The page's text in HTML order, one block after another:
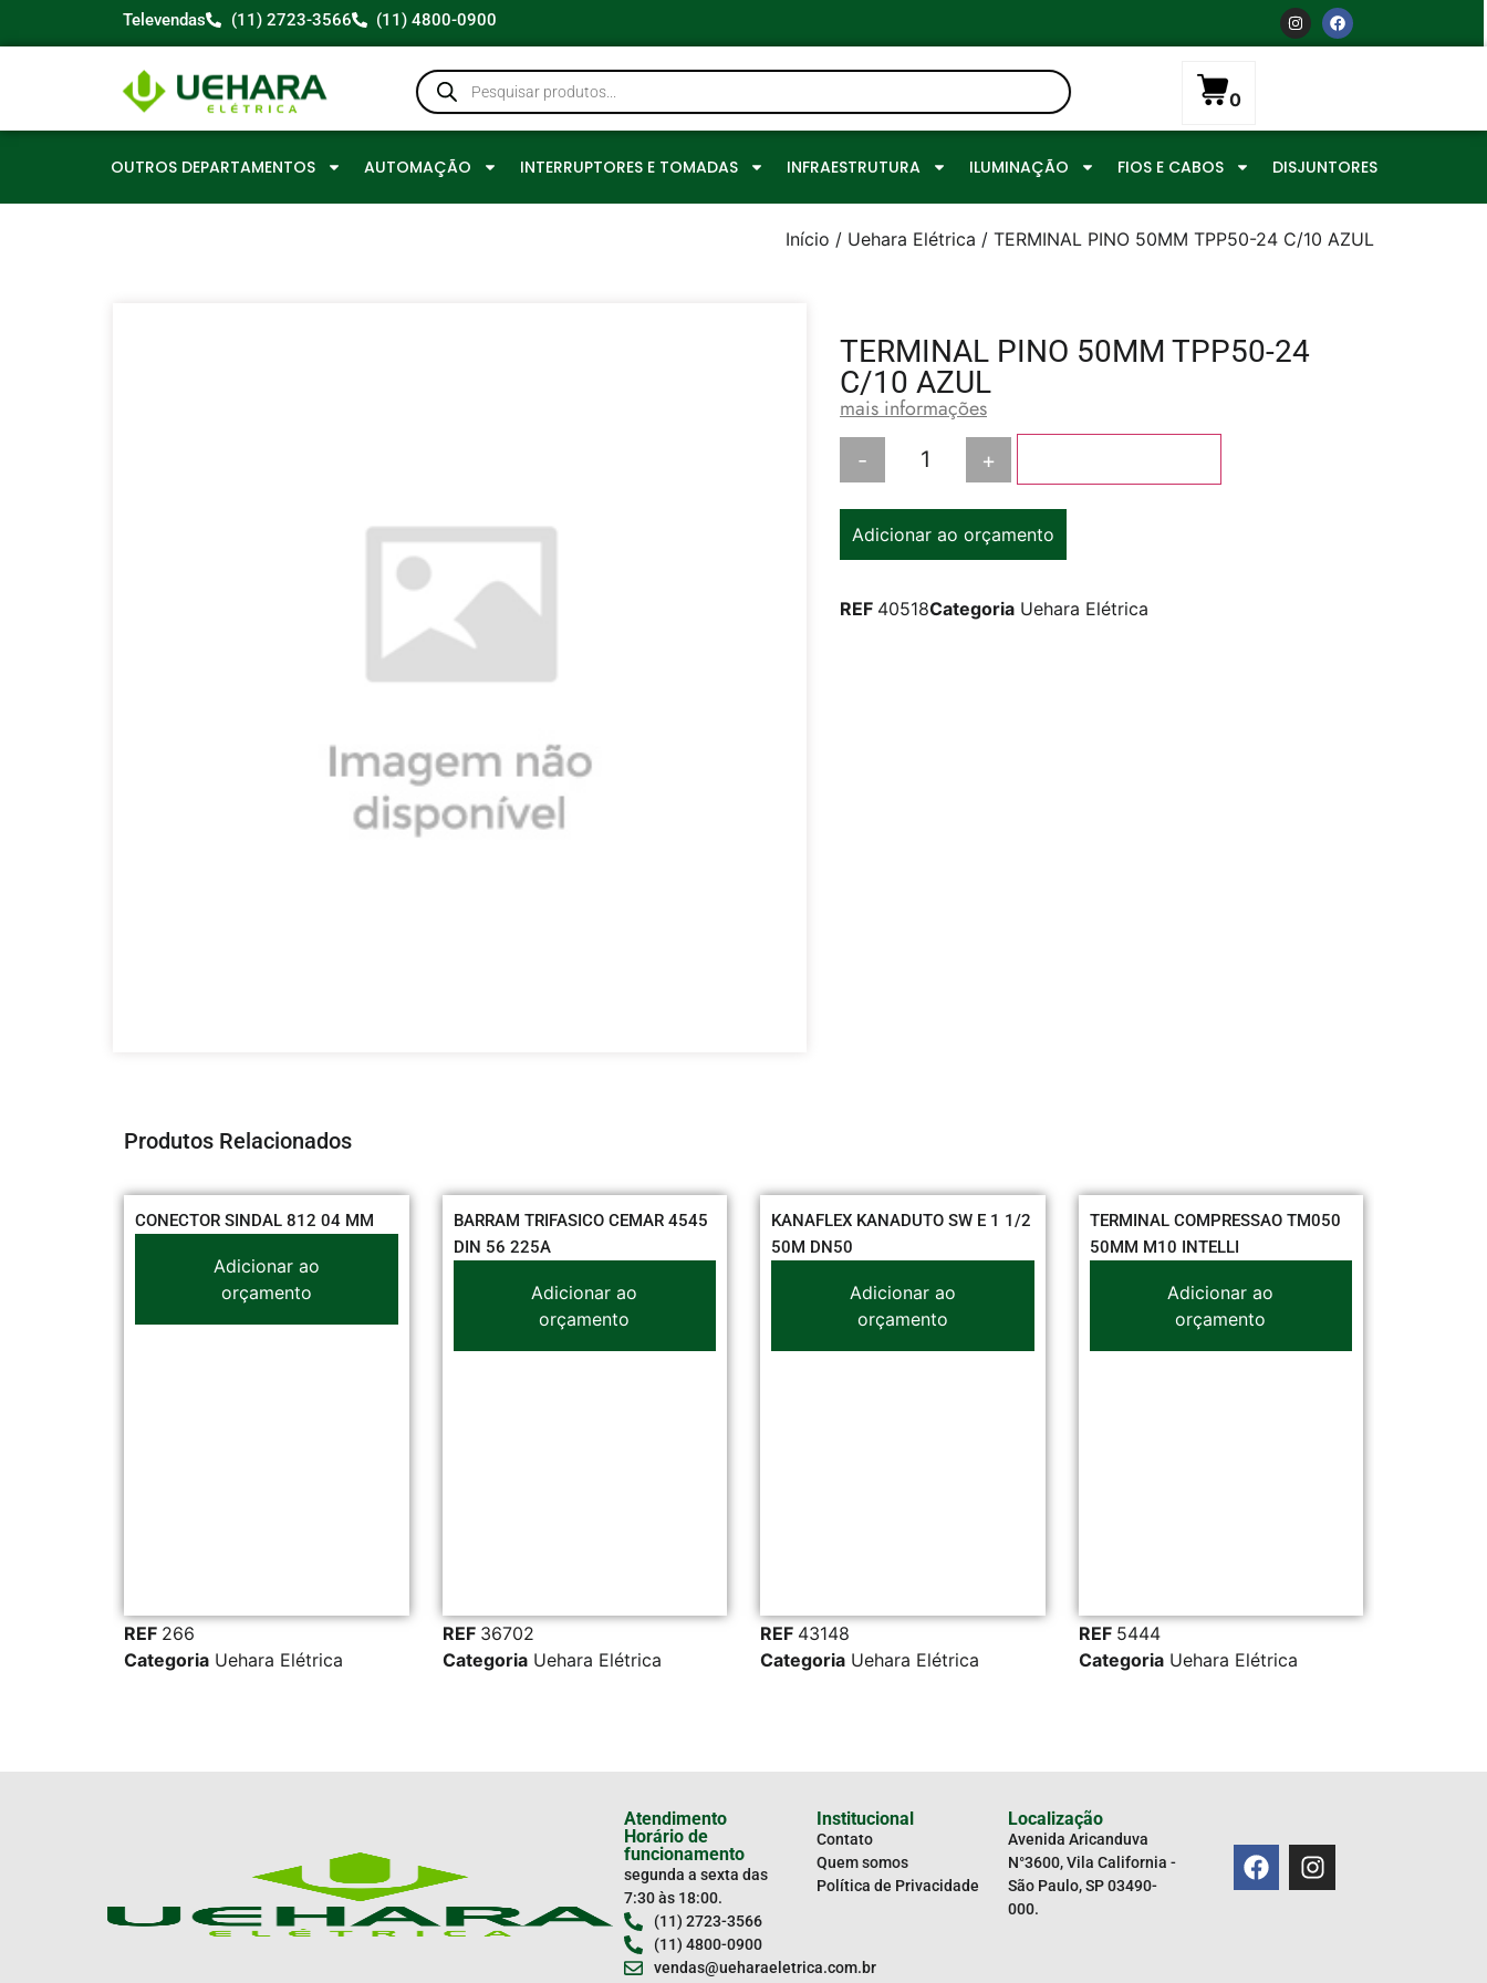
Televendas (11) 2723-3566 (11) 4800-0900
0
OUTROS DEPARTAMENTOS AUTOMAÇÃO INTERRUPTORES E TOMADAS INFRAESTRUTURA ILUMINAÇÃO FIOS E CABOS DISJUNTORES
Início / Uehara Elétrica / TERMINAL PINO 50MM TPP50-24 C/10 AZUL
TERMINAL PINO 50MM TPP50-24
C/10 AZUL
mais informações
- +
Adicionar ao orçamento
REF 40518Categoria Uehara Elétrica
Produtos Relacionados
CONECTOR SINDAL 812 04 MM
Adicionar ao
orçamento
266
Categoria Uehara Elétrica
BARRAM TRIFASICO CEMAR 4545
DIN 56 225A
Adicionar ao
orçamento
36702
Categoria Uehara Elétrica
KANAFLEX KANADUTO SW E 1 1/2
50M DN50
Adicionar ao
orçamento
43148
Categoria Uehara Elétrica
TERMINAL COMPRESSAO TM050
50MM M10 INTELLI
Adicionar ao
orçamento
5444
Categoria Uehara Elétrica
Categorias
Atendimento
Horário de
funcionamento
segunda a sexta das
7:30 às 18:00.
(11) 2723-3566
(11) 4800-0900
vendas@ueharaeletrica.com.br
Institucional
Contato
Quem somos
Política de Privacidade
Localização
Avenida Aricanduva
N°3600, Vila California -
São Paulo, SP 03490-
000.